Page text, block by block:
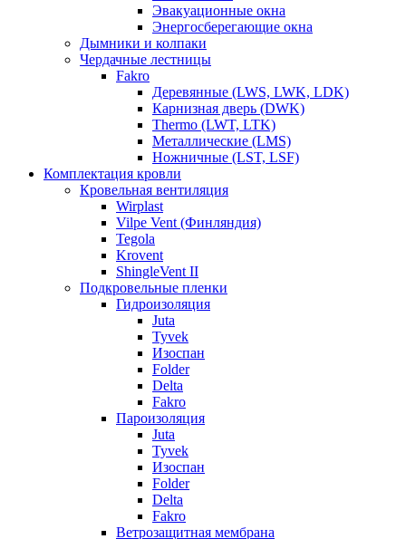
Эвакуационные окна
Энергосберегающие окна
Дымники и колпаки
Чердачные лестницы
Fakro
Деревянные (LWS, LWK, LDK)
Карнизная дверь (DWK)
Thermo (LWT, LTK)
Металлические (LMS)
Ножничные (LST, LSF)
Комплектация кровли
Кровельная вентиляция
Wirplast
Vilpe Vent (Финляндия)
Tegola
Krovent
ShingleVent II
Подкровельные пленки
Гидроизоляция
Juta
Tyvek
Изоспан
Folder
Delta
Fakro
Пароизоляция
Juta
Tyvek
Изоспан
Folder
Delta
Fakro
Ветрозащитная мембрана